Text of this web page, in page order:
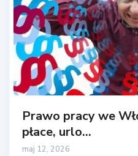
Prawo pracy we
płace, urlo...
maj 12, 2026